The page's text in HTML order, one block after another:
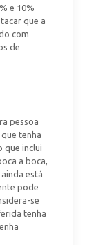
e 10%
que a
com
de
pessoa
tenha
que inclui
a boca,
está
pode
se
tenha